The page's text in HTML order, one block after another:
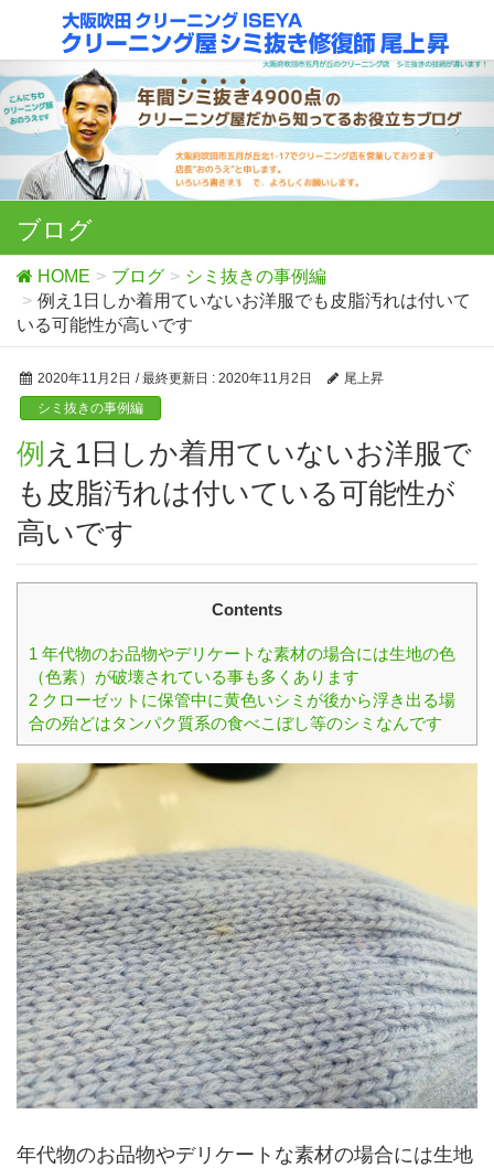
ブログ
HOME ブログ
シミ抜きの事例編
例え1日しか着用ていないお洋服でも皮脂汚れは付いて
いる可能性が高いです
2020年11月2日 / 最終更新日 : 2020年11月2日
尾上昇
シミ抜きの事例編
例え1日しか着用ていないお洋服で
も皮脂汚れは付いている可能性が
高いです
Contents
1 年代物のお品物やデリケートな素材の場合には生地の色
（色素）が破壊されている事も多くあります
2 クローゼットに保管中に黄色いシミが後から浮き出る場
合の殆どはタンパク質系の食べこぼし等のシミなんです
年代物のお品物やデリケートな素材の場合には生地